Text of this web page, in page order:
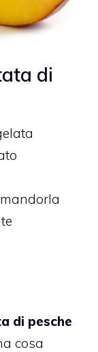
di
di pesche
cosa